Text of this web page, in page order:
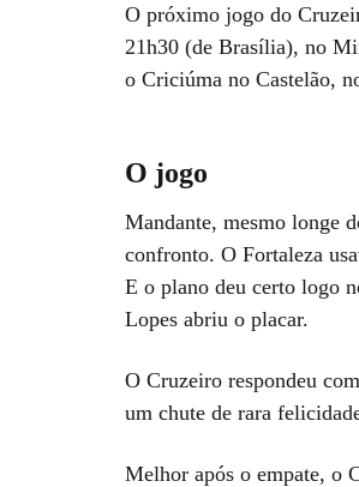
O próximo jogo do
21h30 (de Brasília), no
o Criciúma no Castelão,
O jogo
Mandante, mesmo longe
confronto. O Fortaleza
E o plano deu certo logo
Lopes abriu o placar.
O Cruzeiro respondeu
um chute de rara
Melhor após o empate, o